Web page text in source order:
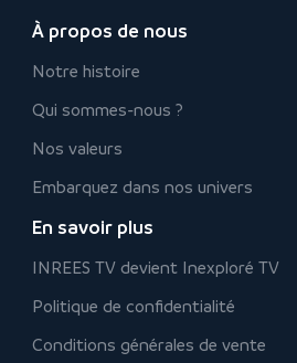
À propos de nous
Notre histoire
Qui sommes-nous ?
Nos valeurs
Embarquez dans nos univers
En savoir plus
INREES TV devient Inexploré TV
Politique de confidentialité
Conditions générales de vente